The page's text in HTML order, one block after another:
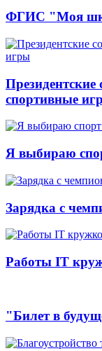
ФГИС "Моя
Президентские
спортивные
Я выбираю
Зарядка с
Работы IT
"Билет в